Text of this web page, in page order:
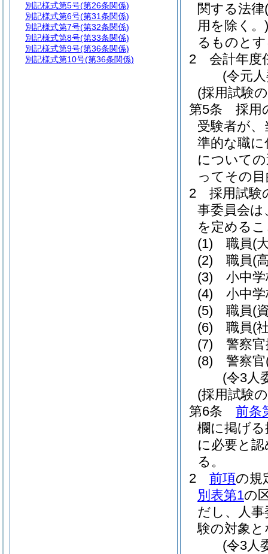
関する法律
用を除く。)
るものと
2
会計年度
(令元
(採用試験
第5条
採用
受験者が
準的な職に
について
ってその
2
採用試験
事委員会
を定める
(1)
職員(
(2)
職員(
(3)
小中
(4)
小中
(5)
職員(
(6)
職員(
(7)
警察
(8)
警察官
(令3人
(採用試験
第6条
前条
欄に掲げ
に必要と
る。
2
前項の規
別表第1の
だし、人
験の対象
(令3人
別記様式第5号(第26条関係)
別記様式第6号(第31条関係)
別記様式第7号(第32条関係)
別記様式第8号(第33条関係)
別記様式第9号(第36条関係)
別記様式第10号(第36条関係)